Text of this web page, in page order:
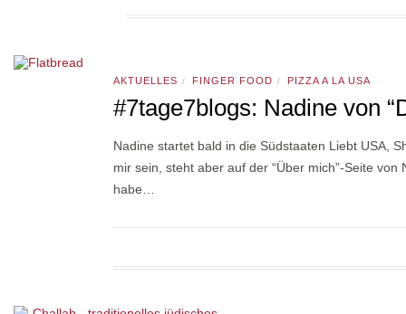
AKTUELLES / FINGER FOOD / PIZZA A LA USA
#7tage7blogs: Nadine von
Nadine startet bald in die Südstaaten Liebt USA,
mir sein, steht aber auf der “Über mich”-Seite
habe…